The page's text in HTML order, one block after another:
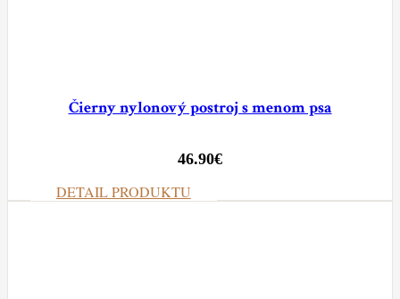
Čierny nylonový postroj s menom psa
46.90€
DETAIL PRODUKTU